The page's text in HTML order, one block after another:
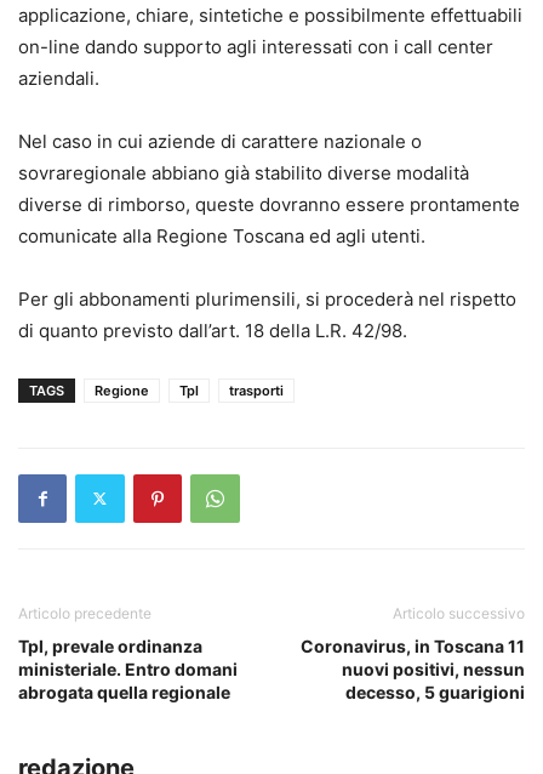
applicazione, chiare, sintetiche e possibilmente effettuabili
on-line dando supporto agli interessati con i call center
aziendali.
Nel caso in cui aziende di carattere nazionale o
sovraregionale abbiano già stabilito diverse modalità
diverse di rimborso, queste dovranno essere prontamente
comunicate alla Regione Toscana ed agli utenti.
Per gli abbonamenti plurimensili, si procederà nel rispetto
di quanto previsto dall’art. 18 della L.R. 42/98.
TAGS Regione Tpl trasporti
Articolo precedente
Tpl, prevale ordinanza
ministeriale. Entro domani
abrogata quella regionale
Articolo successivo
Coronavirus, in Toscana 11
nuovi positivi, nessun
decesso, 5 guarigioni
redazione